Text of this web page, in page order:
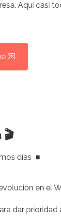
Aquí casi
💌
días ■
en el
dar prioridad